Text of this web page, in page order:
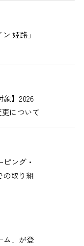
姫路」
象】2026
について
ング・
の取り組
ム」が登